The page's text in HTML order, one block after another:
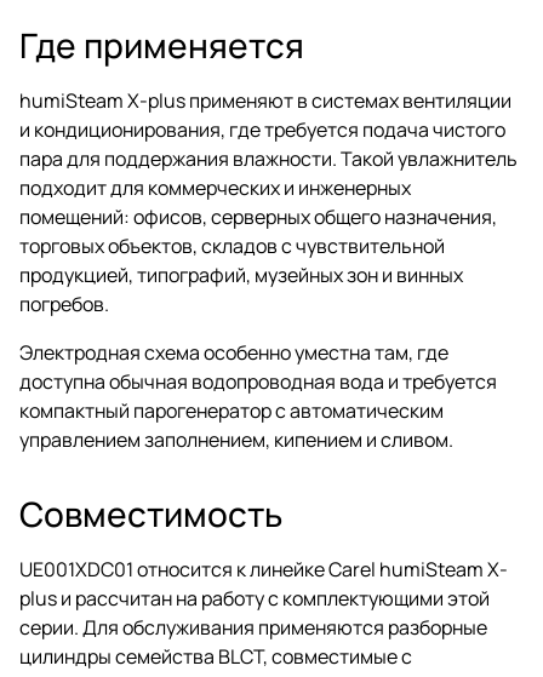
Где применяется
humiSteam X-plus применяют в системах вентиляции
и кондиционирования, где требуется подача чистого
пара для поддержания влажности. Такой увлажнитель
подходит для коммерческих и инженерных
помещений: офисов, серверных общего назначения,
торговых объектов, складов с чувствительной
продукцией, типографий, музейных зон и винных
погребов.
Электродная схема особенно уместна там, где
доступна обычная водопроводная вода и требуется
компактный парогенератор с автоматическим
управлением заполнением, кипением и сливом.
Совместимость
UE001XDC01 относится к линейке Carel humiSteam X-
plus и рассчитан на работу с комплектующими этой
серии. Для обслуживания применяются разборные
цилиндры семейства BLCT, совместимые с